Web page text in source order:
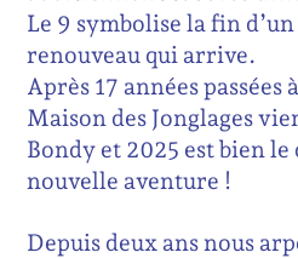
Le 9 symbolise la fin
renouveau qui arrive.
Après 17 années passées
Maison des Jonglages
Bondy et 2025 est bien le
nouvelle aventure !
Depuis deux ans nous